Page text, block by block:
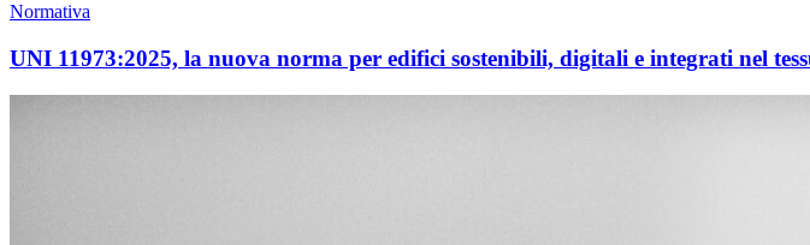
Normativa
UNI 11973:2025, la nuova norma per edifici sostenibili, digitali e integrati nel